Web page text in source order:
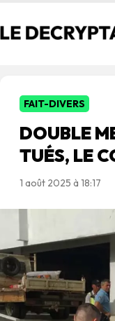
FAIT-DIVERS
DOUBLE
TUÉS, LE
1 août 2025 à 18:17